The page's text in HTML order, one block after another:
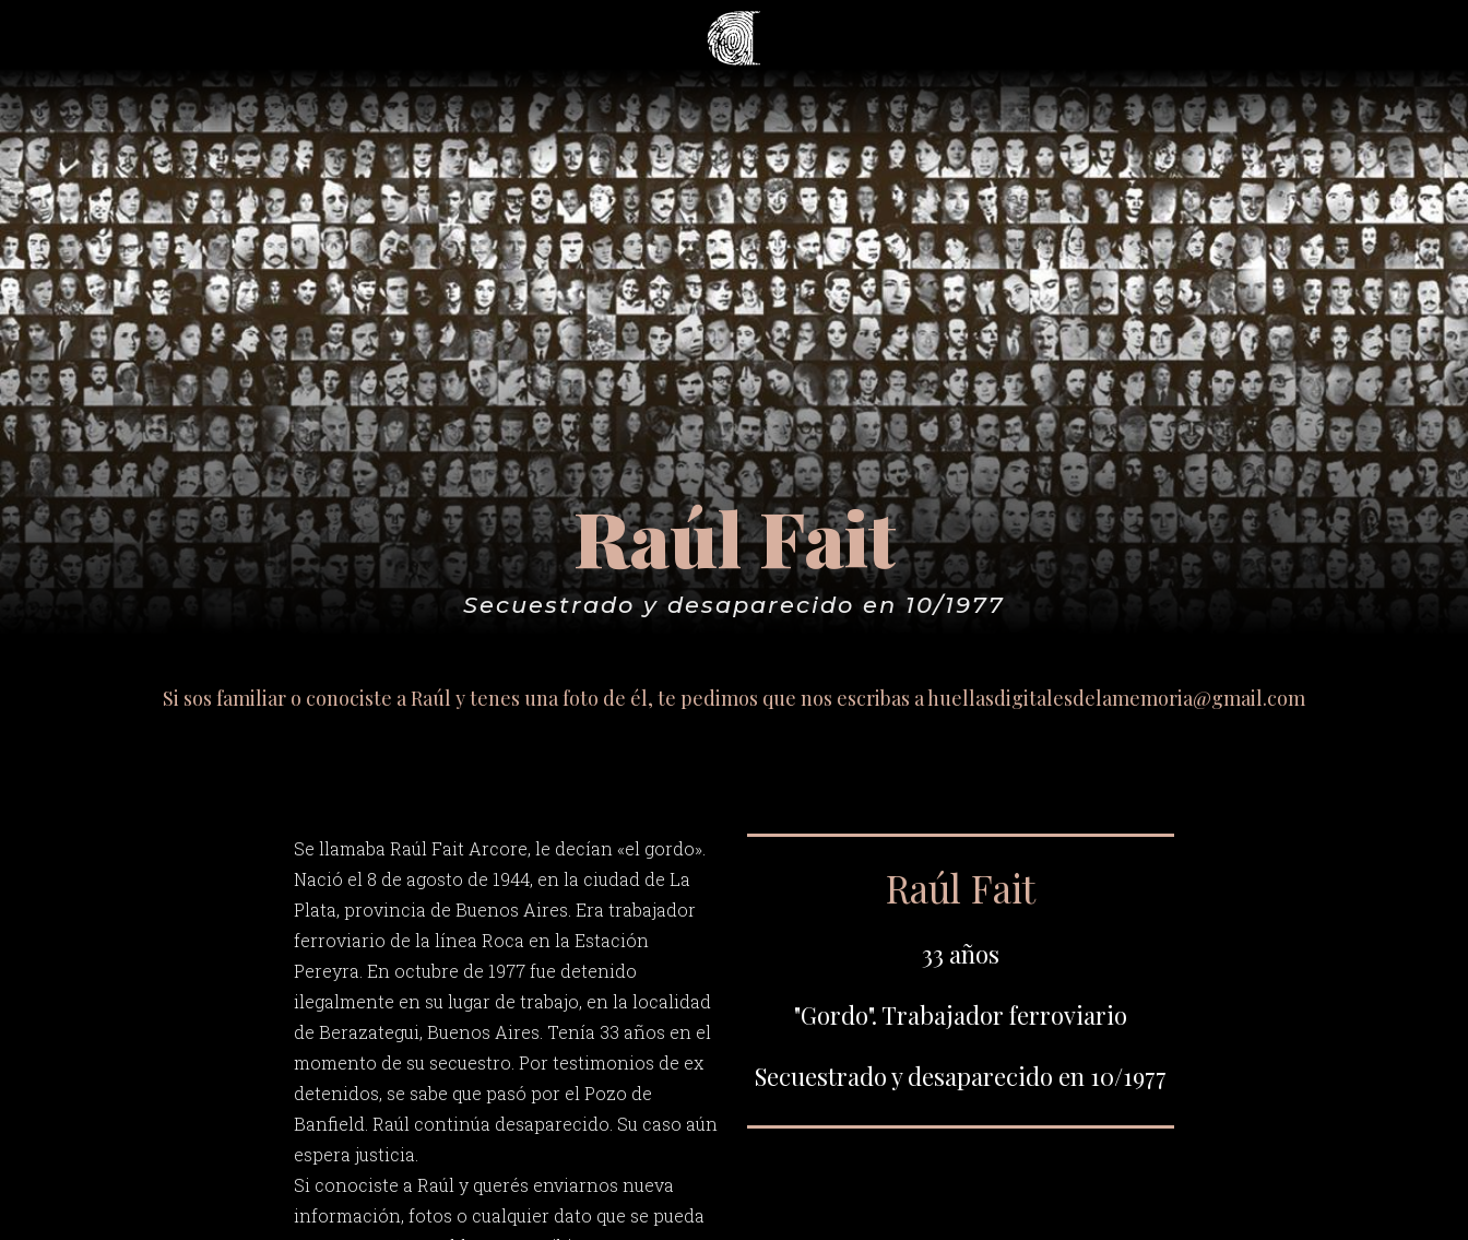
Raúl Fait
Secuestrado y desaparecido en 10/1977
Si sos familiar o conociste a Raúl y tenes una foto de él, te pedimos que nos escribas ahuellasdigitalesdelamemoria@gmail.com
Se llamaba Raúl Fait Arcore, le decían «el gordo».
Nació el 8 de agosto de 1944, en la ciudad de La
Plata, provincia de Buenos Aires. Era trabajador
ferroviario de la línea Roca en la Estación
Pereyra. En octubre de 1977 fue detenido
ilegalmente en su lugar de trabajo, en la localidad
de Berazategui, Buenos Aires. Tenía 33 años en el
momento de su secuestro. Por testimonios de ex
detenidos, se sabe que pasó por el Pozo de
Banfield. Raúl continúa desaparecido. Su caso aún
espera justicia.
Si conociste a Raúl y querés enviarnos nueva
información, fotos o cualquier dato que se pueda
Raúl Fait
33 años
"Gordo". Trabajador ferroviario
Secuestrado y desaparecido en 10/1977